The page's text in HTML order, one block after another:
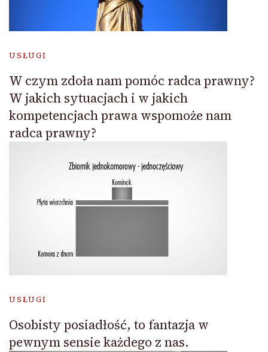
USŁUGI
W czym zdoła nam pomóc radca prawny?
W jakich sytuacjach i w jakich
kompetencjach prawa wspomoże nam
radca prawny?
USŁUGI
Osobisty posiadłość, to fantazja w
pewnym sensie każdego z nas.